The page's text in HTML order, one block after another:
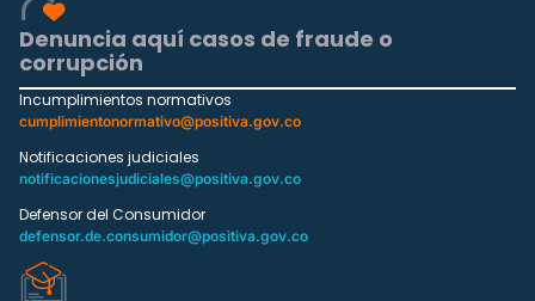
Denuncia aquí casos de fraude o
corrupción
Incumplimientos normativos
cumplimientonormativo@positiva.gov.co
Notificaciones judiciales
notificacionesjudiciales@positiva.gov.co
Defensor del Consumidor
defensor.de.consumidor@positiva.gov.co